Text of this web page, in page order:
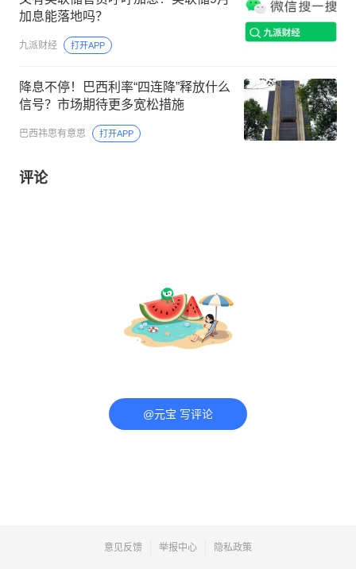
加息能落地吗？
九派财经 打开APP
降息不停！巴西利率“四连降”释放什么
信号？市场期待更多宽松措施
巴西祎思有意思 打开APP
评论
@元宝 写评论
意见反馈 举报中心 隐私政策